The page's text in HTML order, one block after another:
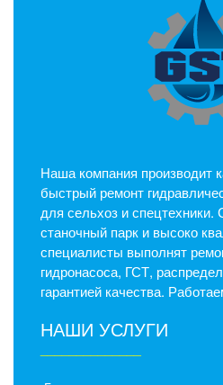
Наша компания производит
быстрый ремонт
для сельхоз и
станочный парк и высоко
специалисты выполнят
гидронасоса, ГСТ,
гарантией качества.
НАШИ УСЛУГИ